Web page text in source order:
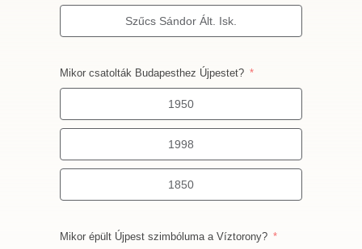
Szűcs Sándor Ált. Isk.
Mikor csatolták Budapesthez Újpestet?
1950
1998
1850
Mikor épült Újpest szimbóluma a Víztorony?